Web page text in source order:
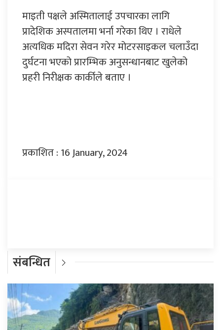
माइती पक्षले अस्मितालाई उपचारका लागि
प्रादेशिक अस्पतालमा भर्ना गरेका थिए । राधेले
अत्यधिक मदिरा सेवन गरेर मोटरसाइकल चलाउँदा
दुर्घटना भएको प्रारम्भिक अनुसन्धानबाट खुलेको
प्रहरी निरीक्षक कार्कीले बताए ।
प्रकाशित : 16 January, 2024
संबन्धित